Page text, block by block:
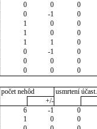
0 0 0
0 -1 0
1 0 0
1 0 0
1 1 0
0 -1 0
0 0 0
0 0 0
počet nehôd usmrtení účast.
+/-
6 -1 0
1 0 0